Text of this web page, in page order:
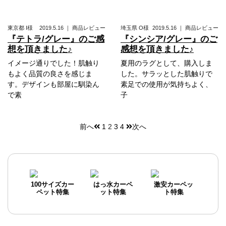
東京都 I様 2019.5.16 ｜ 商品レビュー
『テトラ/グレー』のご感
想を頂きました♪
イメージ通りでした！肌触り
もよく品質の良さを感じま
す。デザインも部屋に馴染ん
で素
埼玉県 O様 2019.5.16 ｜ 商品レビュー
『シンシア/グレー』のご
感想を頂きました♪
夏用のラグとして、購入しま
した。サラッとした肌触りで
素足での使用が気持ちよく、
子
稿
ナ
前へ 1 2 3 4 次へ
100サイズカー
ペット特集
はっ水カーペ
ット特集
激安カーペッ
ト特集